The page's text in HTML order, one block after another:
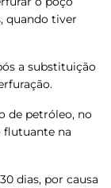
quando tiver
a substituição
de petróleo, no
flutuante na
dias, por causa